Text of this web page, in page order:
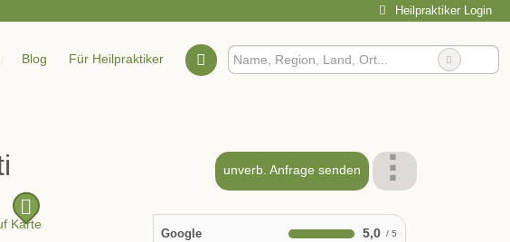
Heilpraktiker Login
Blog Für Heilpraktiker
unverb. Anfrage senden
Google 5,0